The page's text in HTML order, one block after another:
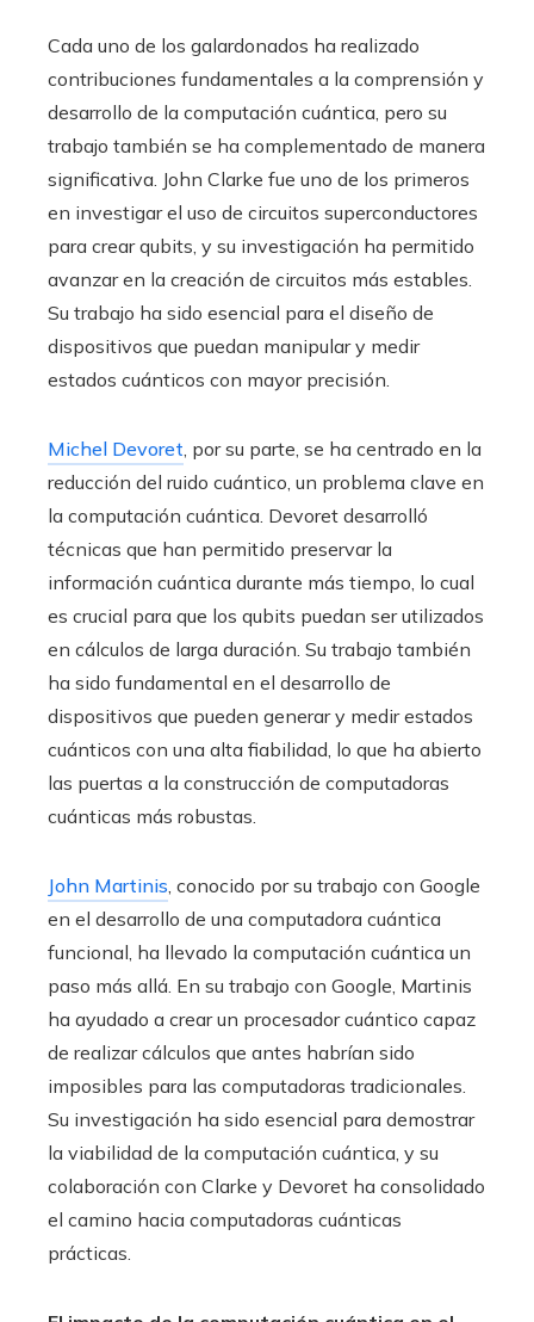
Cada uno de los galardonados ha realizado
contribuciones fundamentales a la comprensión y
desarrollo de la computación cuántica, pero su
trabajo también se ha complementado de manera
significativa. John Clarke fue uno de los primeros
en investigar el uso de circuitos superconductores
para crear qubits, y su investigación ha permitido
avanzar en la creación de circuitos más estables.
Su trabajo ha sido esencial para el diseño de
dispositivos que puedan manipular y medir
estados cuánticos con mayor precisión.
Michel Devoret , por su parte, se ha centrado en la
reducción del ruido cuántico, un problema clave en
la computación cuántica. Devoret desarrolló
técnicas que han permitido preservar la
información cuántica durante más tiempo, lo cual
es crucial para que los qubits puedan ser utilizados
en cálculos de larga duración. Su trabajo también
ha sido fundamental en el desarrollo de
dispositivos que pueden generar y medir estados
cuánticos con una alta fiabilidad, lo que ha abierto
las puertas a la construcción de computadoras
cuánticas más robustas.
John Martinis , conocido por su trabajo con Google
en el desarrollo de una computadora cuántica
funcional, ha llevado la computación cuántica un
paso más allá. En su trabajo con Google, Martinis
ha ayudado a crear un procesador cuántico capaz
de realizar cálculos que antes habrían sido
imposibles para las computadoras tradicionales.
Su investigación ha sido esencial para demostrar
la viabilidad de la computación cuántica, y su
colaboración con Clarke y Devoret ha consolidado
el camino hacia computadoras cuánticas
prácticas.